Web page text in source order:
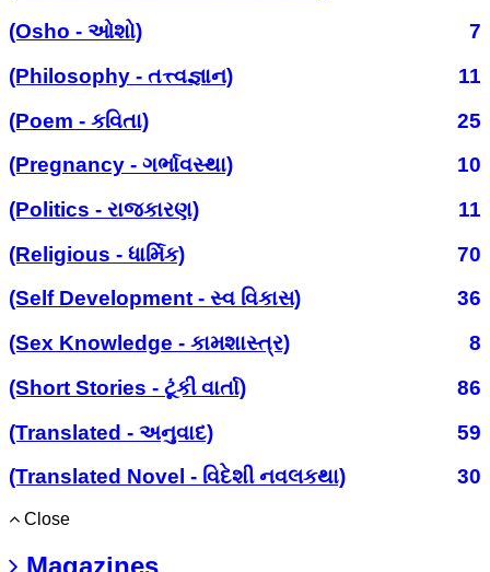
(Osho - ઓશો)
7
(Philosophy - તત્ત્વજ્ઞાન)
11
(Poem - કવિતા)
25
(Pregnancy - ગર્ભાવસ્થા)
10
(Politics - રાજકારણ)
11
(Religious - ધાર્મિક)
70
(Self Development - સ્વ વિકાસ)
36
(Sex Knowledge - કામશાસ્ત્ર)
8
(Short Stories - ટૂંકી વાર્તા)
86
(Translated - અનુવાદ)
59
(Translated Novel - વિદેશી નવલકથા)
30
Close
Magazines